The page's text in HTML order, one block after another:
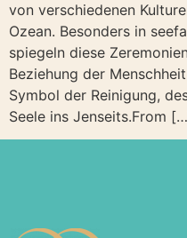
von verschiedenen
Ozean. Besonders in
spiegeln diese
Beziehung der
Symbol der Reinigung,
Seele ins Jenseits.From